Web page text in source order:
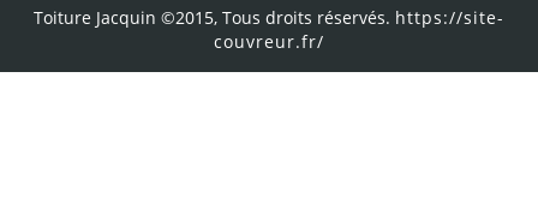
Toiture Jacquin ©2015, Tous droits réservés. https://site-
couvreur.fr/